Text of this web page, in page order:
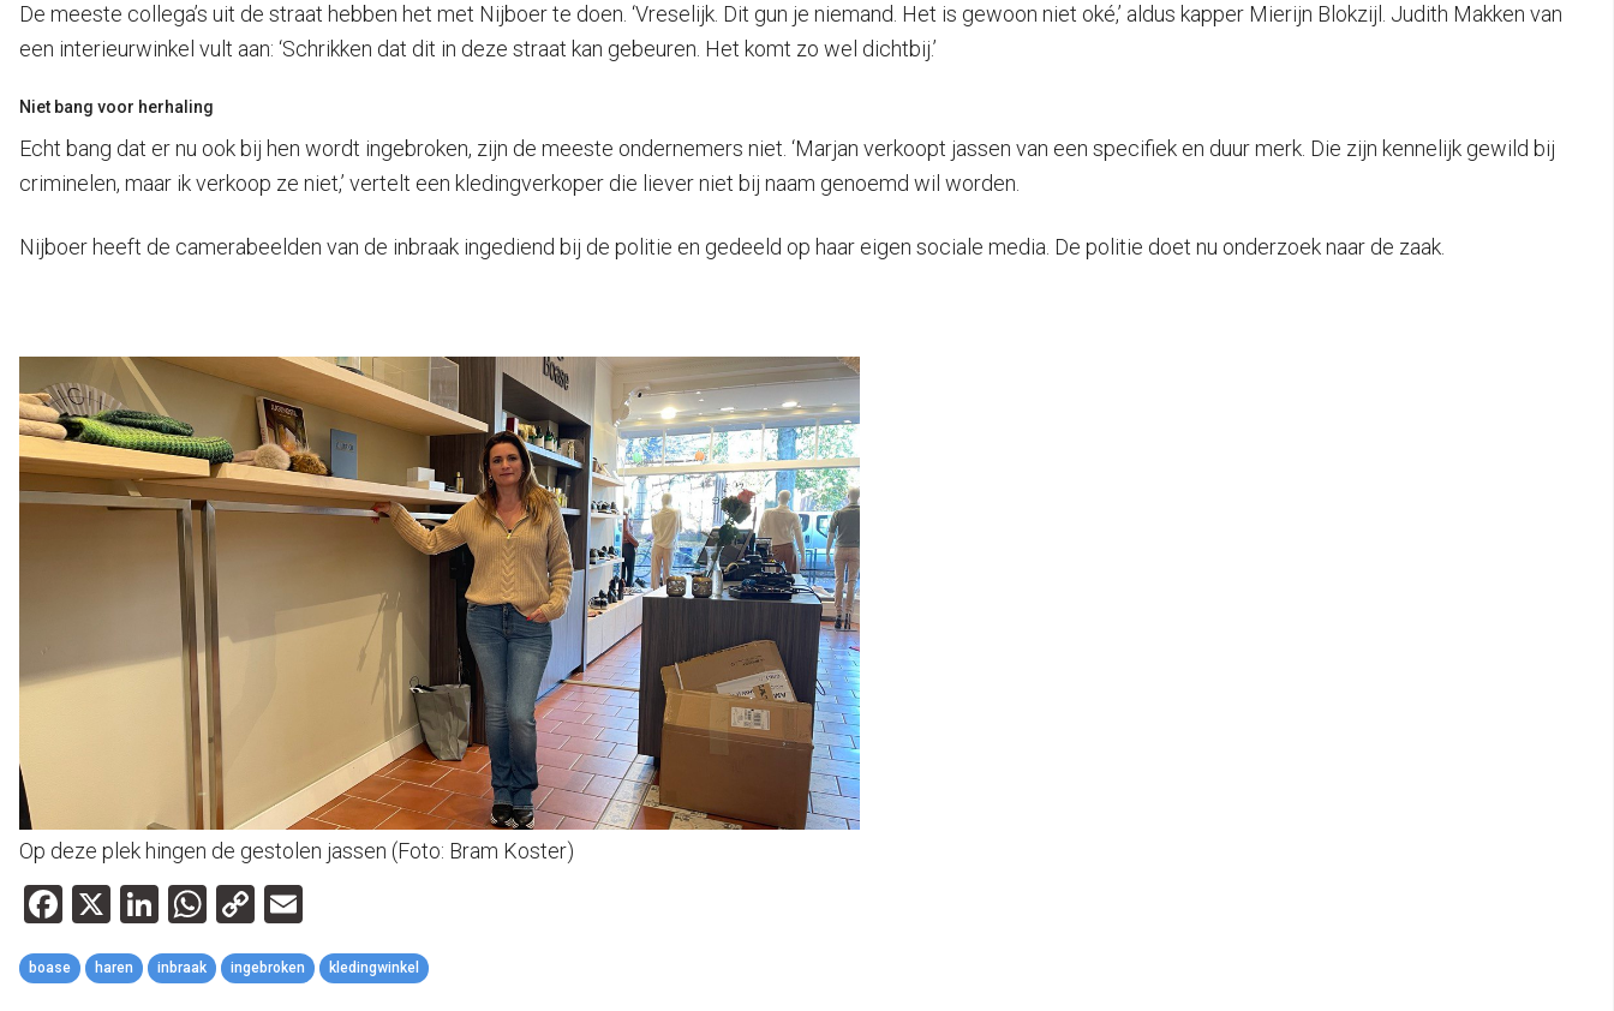
De meeste collega’s uit de straat hebben het met Nijboer te doen. ‘Vreselijk. Dit gun je niemand. Het is gewoon niet oké,’ aldus kapper Mierijn Blokzijl. Judith Makken van
een interieurwinkel vult aan: ‘Schrikken dat dit in deze straat kan gebeuren. Het komt zo wel dichtbij.’
Niet bang voor herhaling
Echt bang dat er nu ook bij hen wordt ingebroken, zijn de meeste ondernemers niet. ‘Marjan verkoopt jassen van een specifiek en duur merk. Die zijn kennelijk gewild bij
criminelen, maar ik verkoop ze niet,’ vertelt een kledingverkoper die liever niet bij naam genoemd wil worden.
Nijboer heeft de camerabeelden van de inbraak ingediend bij de politie en gedeeld op haar eigen sociale media. De politie doet nu onderzoek naar de zaak.
Op deze plek hingen de gestolen jassen (Foto: Bram Koster)
Facebook
X LinkedIn
WhatsApp
Copy
Link
boase haren inbraak ingebroken kledingwinkel